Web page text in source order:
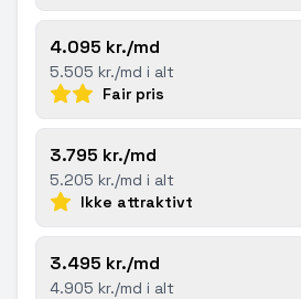
4.095 kr./md
5.505 kr./md i alt
Fair pris
3.795 kr./md
5.205 kr./md i alt
Ikke attraktivt
3.495 kr./md
4.905 kr./md i alt